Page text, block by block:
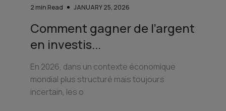
2 min Read JANUARY 25, 2026
Comment gagner de l’argent
en investis...
En 2026, dans un contexte économique
mondial plus structuré mais toujours
incertain, les o